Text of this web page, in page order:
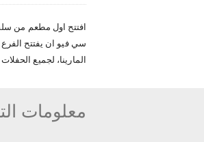
سي فيو ان يفتتح
المارينا، لجميع
معلومات